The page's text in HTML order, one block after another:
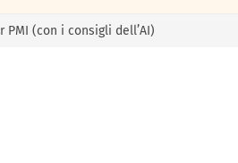
(con i consigli dell’AI)